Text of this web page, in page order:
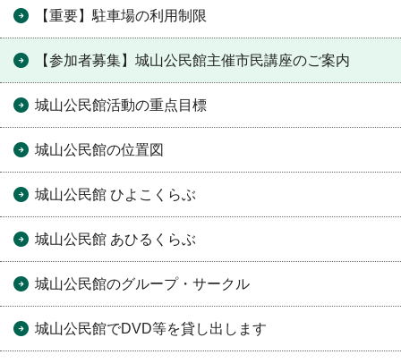
【重要】駐車場の利用制限
【参加者募集】城山公民館主催市民講座のご案内
城山公民館活動の重点目標
城山公民館の位置図
城山公民館 ひよこくらぶ
城山公民館 あひるくらぶ
城山公民館のグループ・サークル
城山公民館でDVD等を貸し出します